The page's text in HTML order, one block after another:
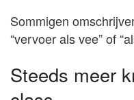
Sommigen
“vervoer als vee” of
Steeds meer